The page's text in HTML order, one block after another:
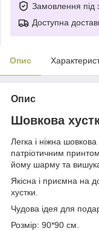
Замовлення під
Доступна
Опис
Опис
Шовкова
Легка і ніжна шовкова
патріотичним
йому шарму та
Якісна і приємна на
хустки.
Чудова ідея для
Розмір: 90*90 см.